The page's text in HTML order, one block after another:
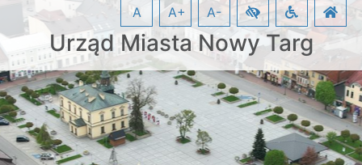
Urząd Miasta Nowy Targ
A A+ A-